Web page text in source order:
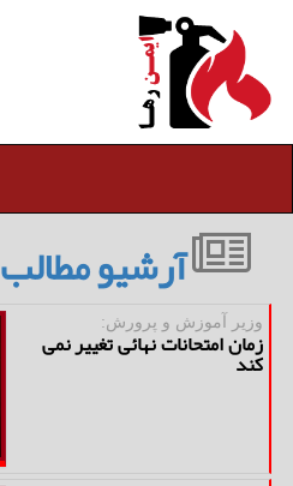
آرشیو مطالب
وزیر آموزش و پرورش:
زمان امتحانات نهائی تغییر نمی
کند